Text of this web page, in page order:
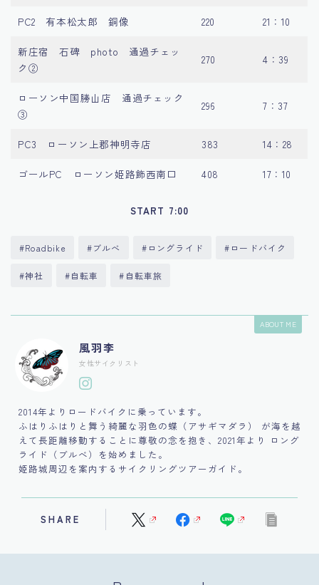
PC2 有本松太郎 銅像 220 21：10
新庄宿 石碑 photo 通過チェッ
ク②
270 4：39
ローソン中国勝山店 通過チェック
③
296 7：37
PC3 ローソン上郡神明寺店 383 14：28
ゴールPC ローソン姫路飾西南口 408 17：10
START 7:00
#Roadbike #ブルべ #ロングライド #ロードバイク
#神社 #自転車 #自転車旅
ABOUT ME
風羽李
女性サイクリスト
2014年よりロードバイクに乗っています。
ふはりふはりと舞う綺麗な羽色の蝶（アサギマダラ） が海を越
えて長距離移動することに尊敬の念を抱き、2021年より ロング
ライド（ブルべ）を始めました。
姫路城周辺を案内するサイクリングツアーガイド。
SHARE